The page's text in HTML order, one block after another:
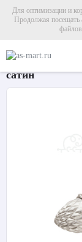
Для оптимизации и
Продолжая посещать
Карниз для
сатин